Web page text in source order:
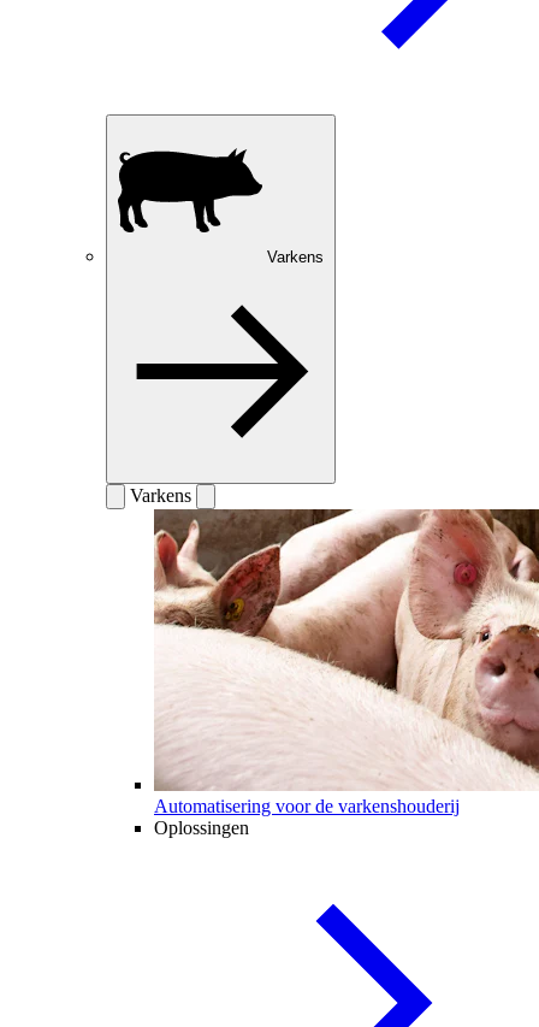
Varkens
Varkens
Automatisering voor de varkenshouderij
Oplossingen